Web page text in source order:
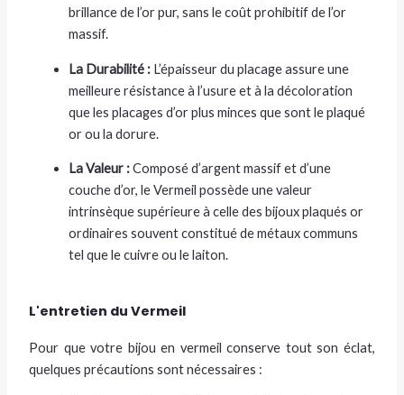
brillance de l’or pur, sans le coût prohibitif de l’or
massif.
La Durabilité : L’épaisseur du placage assure une
meilleure résistance à l’usure et à la décoloration
que les placages d’or plus minces que sont le plaqué
or ou la dorure.
La Valeur :Composé d’argent massif et d’une
couche d’or, le Vermeil possède une valeur
intrinsèque supérieure à celle des bijoux plaqués or
ordinaires souvent constitué de métaux communs
tel que le cuivre ou le laiton.
L'entretien du Vermeil
Pour que votre bijou en vermeil conserve tout son éclat,
quelques précautions sont nécessaires :